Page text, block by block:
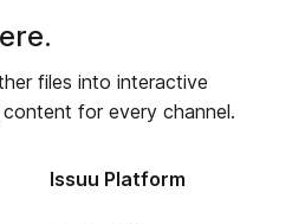
files into interactive
for every channel.
Issuu Platform